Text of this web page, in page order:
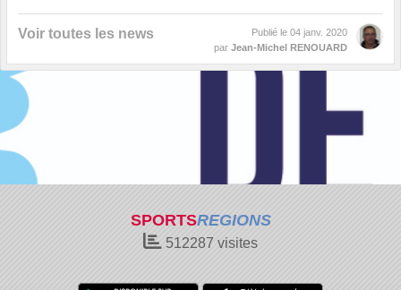
Voir toutes les news Publié le 04 janv. 2020
par Jean-Michel RENOUARD
SPORTSREGIONS
512287 visites